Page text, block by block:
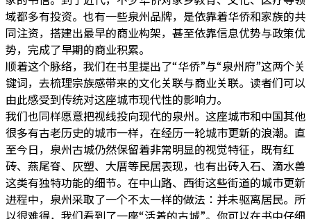
域都多有投资。也有一些泉州品牌，是依靠着华侨和家族的共
同注资，搭建出最早的商业构架，甚至依靠信息优势与政策优
势，完成了早期的商业积累。
顺着这个脉络，我们在书里提出了“华侨”与“泉州府”这两个关
键词，去梳理宗族感带来的文化关联与商业关联。读者们可以
由此感受到传统对这座城市现代性的影响力。
我们也同样愿意把视线投向现代的泉州。这座城市和中国其他
很多有古老历史的城市一样，在经历一轮城市更新的浪潮。直
至今日，泉州古城仍然保留着非常明显的视觉特征，既有红
砖、燕尾脊、灰塑、大厝等民居表现，也有出砖入石、滴水兽
这类有独特功能的细节。在中山路、西街这些街道的城市更新
进程中，泉州采取了一个不太一样的做法：并未驱离居民。所
以很难得，我们看到了一座“活着的古城”。你可以在书中仔细